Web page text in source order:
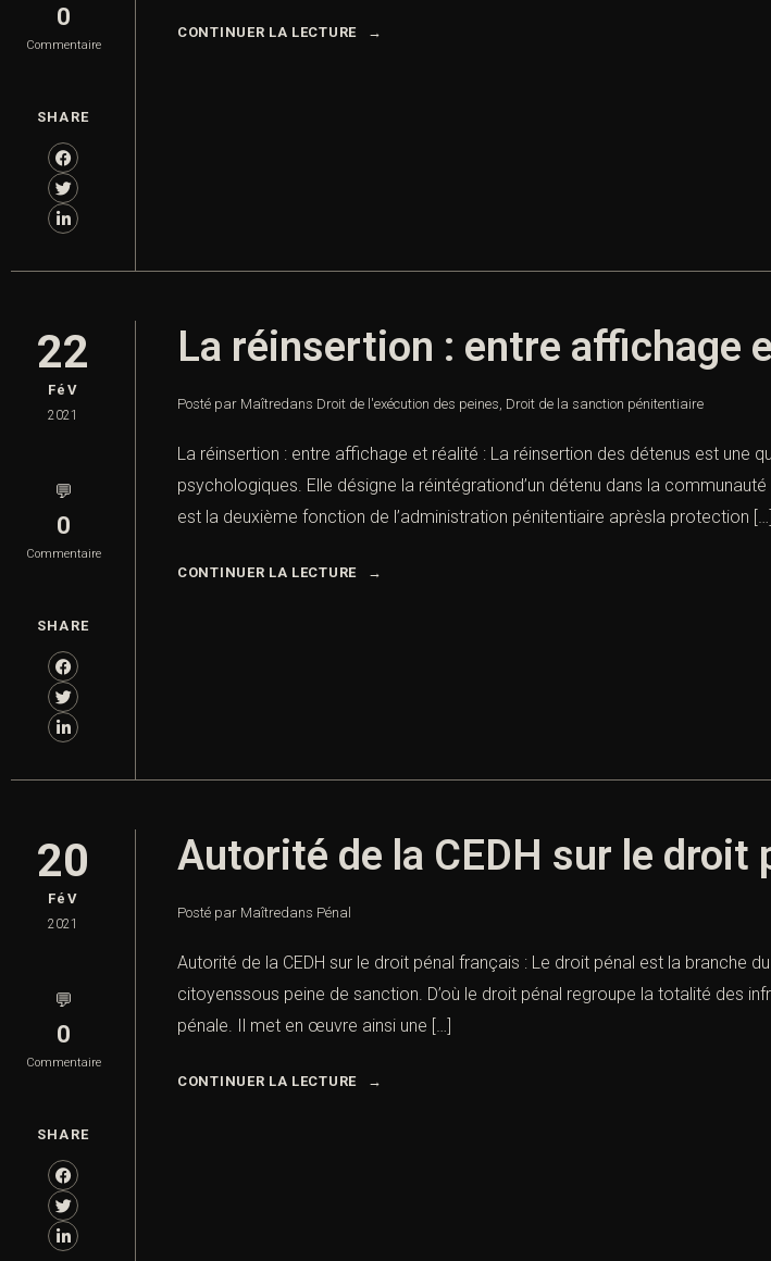
0
Commentaire
SHARE
CONTINUER LA LECTURE
22
FéV
2021
💬
0
Commentaire
SHARE
La réinsertion : entre affichage
Posté par Maîtredans Droit de l'exécution des peines, Droit de la sanction pénitentiaire
La réinsertion : entre affichage et réalité : La réinsertion des détenus est
psychologiques. Elle désigne la réintégrationd’un détenu dans la
est la deuxième fonction de l’administration pénitentiaire aprèsla protection […]
CONTINUER LA LECTURE
20
FéV
2021
💬
0
Commentaire
SHARE
Autorité de la CEDH sur le droit
Posté par Maîtredans Pénal
Autorité de la CEDH sur le droit pénal français : Le droit pénal est la branche
citoyenssous peine de sanction. D’où le droit pénal regroupe la totalité des
pénale. Il met en œuvre ainsi une […]
CONTINUER LA LECTURE